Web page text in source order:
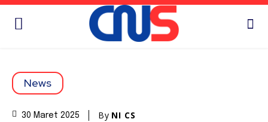
News
30 Maret 2025 By NI CS